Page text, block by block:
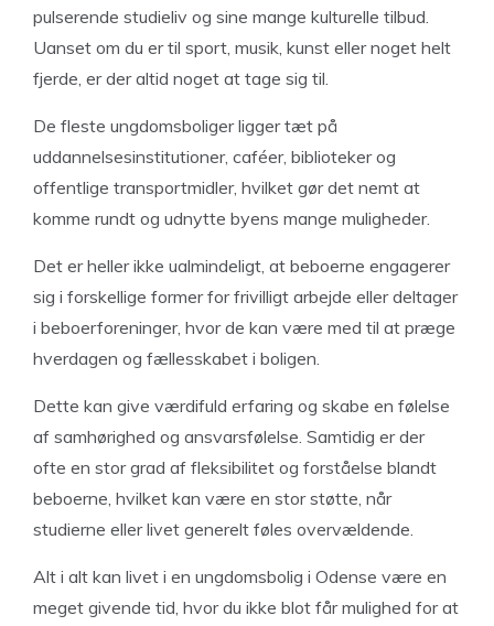
pulserende studieliv og sine mange kulturelle tilbud.
Uanset om du er til sport, musik, kunst eller noget helt
fjerde, er der altid noget at tage sig til.
De fleste ungdomsboliger ligger tæt på
uddannelsesinstitutioner, caféer, biblioteker og
offentlige transportmidler, hvilket gør det nemt at
komme rundt og udnytte byens mange muligheder.
Det er heller ikke ualmindeligt, at beboerne engagerer
sig i forskellige former for frivilligt arbejde eller deltager
i beboerforeninger, hvor de kan være med til at præge
hverdagen og fællesskabet i boligen.
Dette kan give værdifuld erfaring og skabe en følelse
af samhørighed og ansvarsfølelse. Samtidig er der
ofte en stor grad af fleksibilitet og forståelse blandt
beboerne, hvilket kan være en stor støtte, når
studierne eller livet generelt føles overvældende.
Alt i alt kan livet i en ungdomsbolig i Odense være en
meget givende tid, hvor du ikke blot får mulighed for at